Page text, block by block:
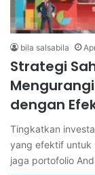
bila salsabila
Strategi
dengan
Tingkatkan
yang efektif untuk
jaga portofolio